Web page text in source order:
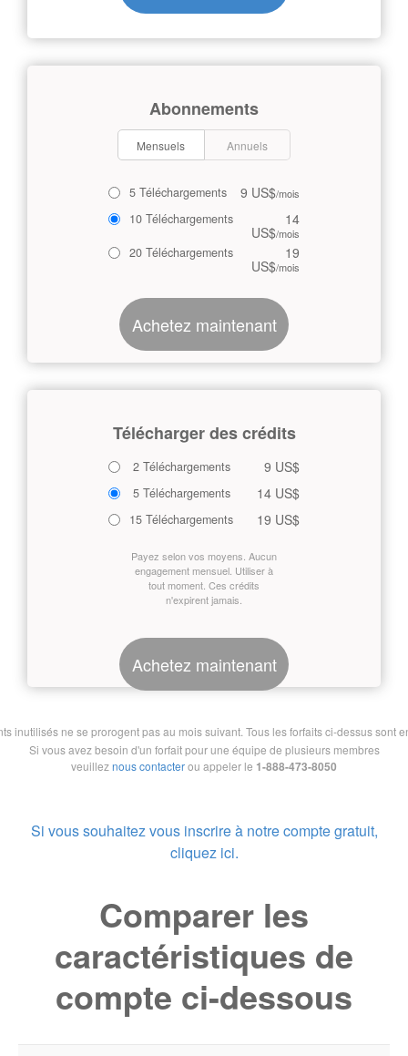
Abonnements
Mensuels Annuels
5 Téléchargements 9 US$/mois
10 Téléchargements 14
US$/mois
20 Téléchargements 19
US$/mois
Achetez maintenant
Télécharger des crédits
2 Téléchargements 9 US$
5 Téléchargements 14 US$
15 Téléchargements 19 US$
Payez selon vos moyens. Aucun
engagement mensuel. Utiliser à
tout moment. Ces crédits
n'expirent jamais.
Achetez maintenant
inutilisés ne se prorogent pas au mois suivant. Tous les forfaits ci-dessus sont
Si vous avez besoin d'un forfait pour une équipe de plusieurs membres
veuilleznous contacterou appeler le 1-888-473-8050
Si vous souhaitez vous inscrire à notre compte gratuit,
cliquez ici.
Comparer les
caractéristiques de
compte ci-dessous